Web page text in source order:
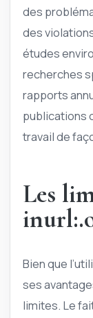
des
des
études
recherches
rapports
publications
travail de
Les
Bien que
ses
limites. Le